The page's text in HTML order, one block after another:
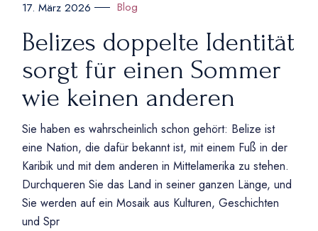
17. März 2026 Blog
Belizes doppelte Identität
sorgt für einen Sommer
wie keinen anderen
Sie haben es wahrscheinlich schon gehört: Belize ist
eine Nation, die dafür bekannt ist, mit einem Fuß in der
Karibik und mit dem anderen in Mittelamerika zu stehen.
Durchqueren Sie das Land in seiner ganzen Länge, und
Sie werden auf ein Mosaik aus Kulturen, Geschichten
und Spr